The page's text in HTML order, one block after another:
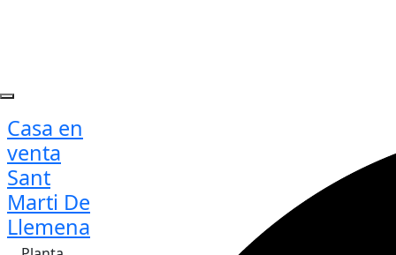
Casa en
venta
Sant
Marti De
Llemena